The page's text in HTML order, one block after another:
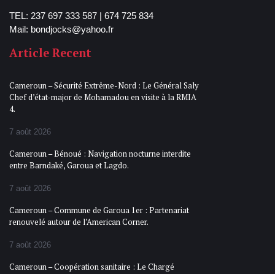
TEL: 237 697 333 587 | 674 725 834
Mail: bondjocks@yahoo.fr
Article Recent
Cameroun – Sécurité Extrême-Nord : Le Général Saly
Chef d’état-major de Mohamadou en visite à la RMIA
4.
7 août 2026
Cameroun – Bénoué : Navigation nocturne interdite
entre Barndaké, Garoua et Lagdo.
7 août 2026
Cameroun – Commune de Garoua 1er : Partenariat
renouvelé autour de l’American Corner.
7 août 2026
Cameroun – Coopération sanitaire : Le Chargé